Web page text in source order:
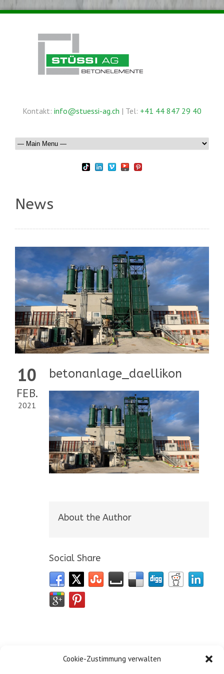
Cookie-Zustimmung verwalten
Kontakt: info@stuessi-ag.ch | Tel: +41 44 847 29 40
News
10
FEB.
2021
betonanlage_daellikon
About the Author
Social Share